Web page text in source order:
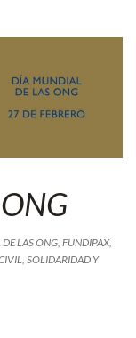
LAS ONG, FUNDIPAX,
, SOLIDARIDAD Y